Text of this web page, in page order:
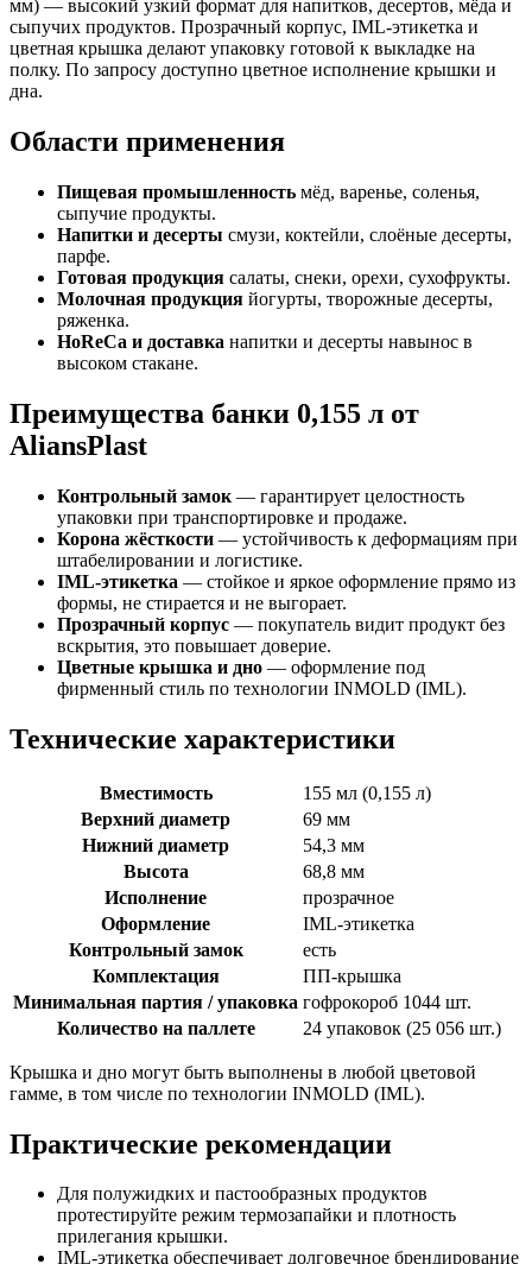
мм) — высокий узкий формат для напитков, десертов, мёда и
сыпучих продуктов. Прозрачный корпус, IML-этикетка и
цветная крышка делают упаковку готовой к выкладке на
полку. По запросу доступно цветное исполнение крышки и
дна.
Области применения
Пищевая промышленность мёд, варенье, соленья,
сыпучие продукты.
Напитки и десерты смузи, коктейли, слоёные десерты,
парфе.
Готовая продукция салаты, снеки, орехи, сухофрукты.
Молочная продукция йогурты, творожные десерты,
ряженка.
HoReCa и доставка напитки и десерты навынос в
высоком стакане.
Преимущества банки 0,155 л от
AliansPlast
Контрольный замок — гарантирует целостность
упаковки при транспортировке и продаже.
Корона жёсткости — устойчивость к деформациям при
штабелировании и логистике.
IML-этикетка — стойкое и яркое оформление прямо из
формы, не стирается и не выгорает.
Прозрачный корпус — покупатель видит продукт без
вскрытия, это повышает доверие.
Цветные крышка и дно — оформление под
фирменный стиль по технологии INMOLD (IML).
Технические характеристики
Вместимость
155 мл (0,155 л)
Верхний диаметр
69 мм
Нижний диаметр
54,3 мм
Высота
68,8 мм
Исполнение
прозрачное
Оформление
IML-этикетка
Контрольный замок
есть
Комплектация
ПП-крышка
Минимальная партия / упаковка гофрокороб 1044 шт.
Количество на паллете
24 упаковок (25 056 шт.)
Крышка и дно могут быть выполнены в любой цветовой
гамме, в том числе по технологии INMOLD (IML).
Практические рекомендации
Для полужидких и пастообразных продуктов
протестируйте режим термозапайки и плотность
прилегания крышки.
IML-этикетка обеспечивает долговечное брендирование